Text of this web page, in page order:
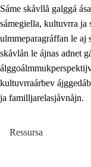
Sáme skåvllå galggá
sámegiella, kultuvrra
ulmmeparagráffan le aj
skåvlån le ájnas adnet
kultuvrraárbev
ja familljarelasjåvnåjn.
Ressursa